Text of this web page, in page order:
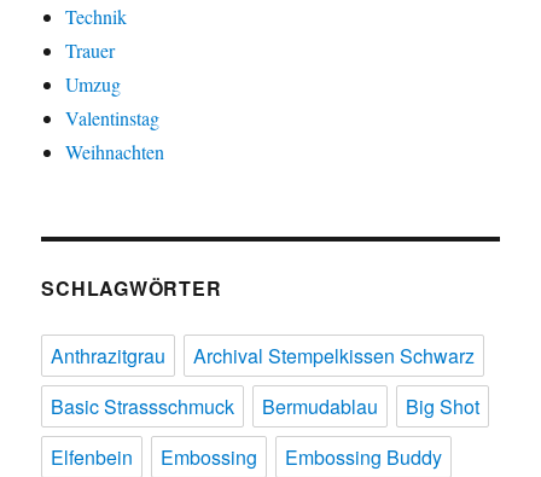
Technik
Trauer
Umzug
Valentinstag
Weihnachten
SCHLAGWÖRTER
Anthrazitgrau
Archival Stempelkissen Schwarz
Basic Strassschmuck
Bermudablau
Big Shot
Elfenbein
Embossing
Embossing Buddy